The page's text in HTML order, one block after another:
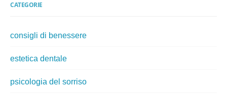
CATEGORIE
consigli di benessere
estetica dentale
psicologia del sorriso